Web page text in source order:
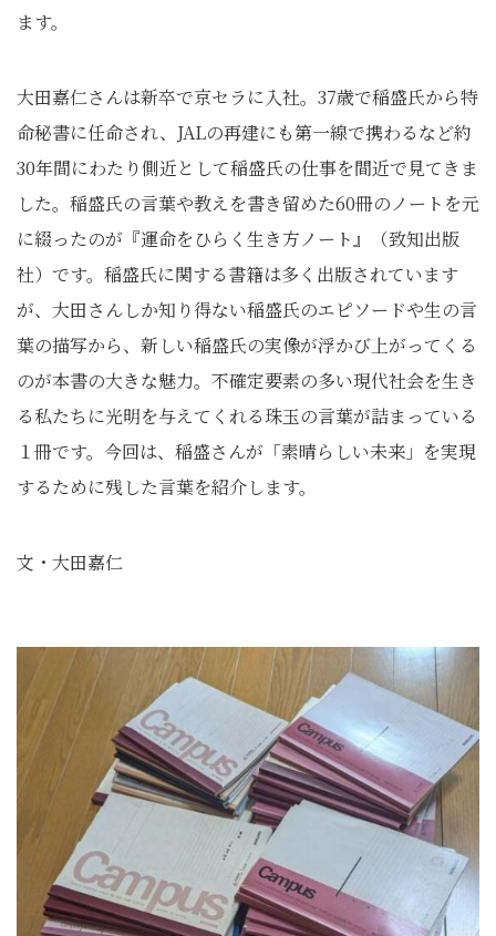
ます。
大田嘉仁さんは新卒で京セラに入社。37歳で稲盛氏から特
命秘書に任命され、JALの再建にも第一線で携わるなど約
30年間にわたり側近として稲盛氏の仕事を間近で見てきま
した。稲盛氏の言葉や教えを書き留めた60冊のノートを元
に綴ったのが『運命をひらく生き方ノート』（致知出版
社）です。稲盛氏に関する書籍は多く出版されています
が、大田さんしか知り得ない稲盛氏のエピソードや生の言
葉の描写から、新しい稲盛氏の実像が浮かび上がってくる
のが本書の大きな魅力。不確定要素の多い現代社会を生き
る私たちに光明を与えてくれる珠玉の言葉が詰まっている
１冊です。今回は、稲盛さんが「素晴らしい未来」を実現
するために残した言葉を紹介します。
文・大田嘉仁